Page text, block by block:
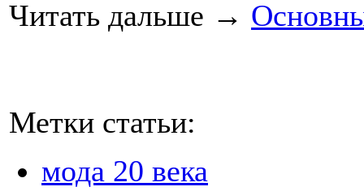
Читать дальше →
Метки статьи:
мода 20 века